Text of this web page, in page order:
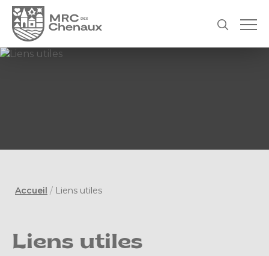
Accueil / Liens utiles
Liens utiles